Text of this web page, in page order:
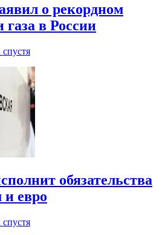
о рекордном
газа в России
спустя
обязательства
и евро
спустя